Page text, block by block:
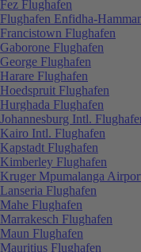
Fez Flughafen
Flughafen Enfidha-
Francistown Flughafen
Gaborone Flughafen
George Flughafen
Harare Flughafen
Hoedspruit Flughafen
Hurghada Flughafen
Johannesburg Intl.
Kairo Intl. Flughafen
Kapstadt Flughafen
Kimberley Flughafen
Kruger Mpumalanga
Lanseria Flughafen
Mahe Flughafen
Marrakesch Flughafen
Maun Flughafen
Mauritius Flughafen